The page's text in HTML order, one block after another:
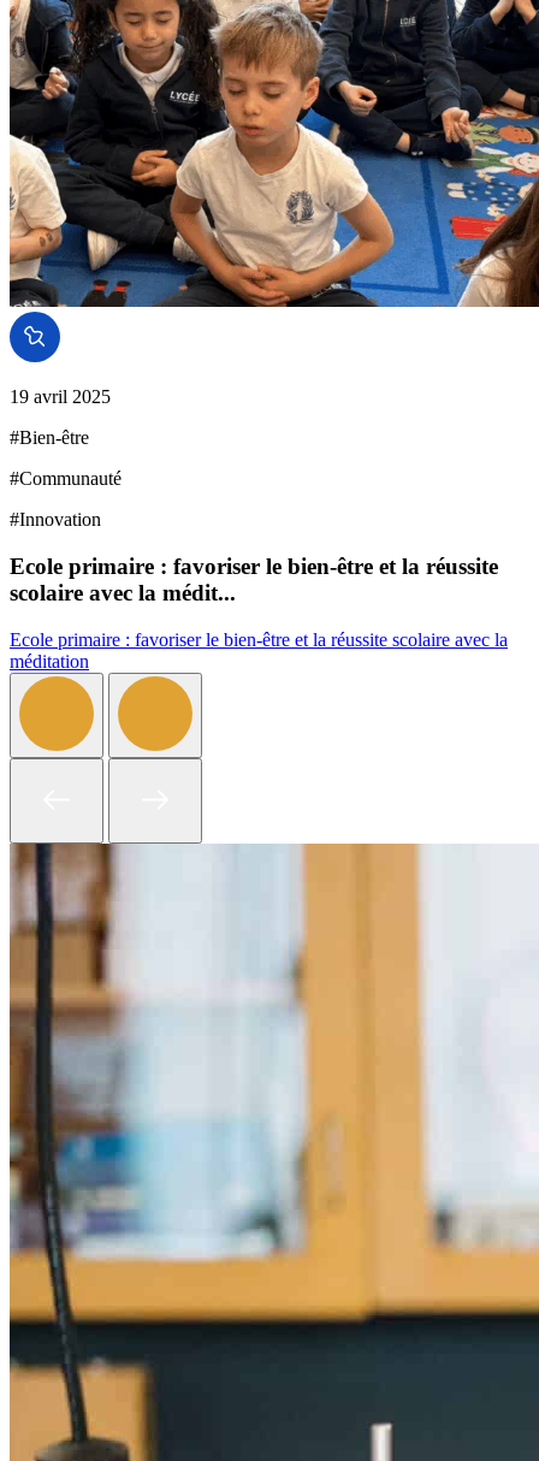
19 avril 2025
#Bien-être
#Communauté
#Innovation
Ecole primaire : favoriser le bien-être et la réussite
scolaire avec la médit...
Ecole primaire : favoriser le bien-être et la réussite scolaire avec la
méditation